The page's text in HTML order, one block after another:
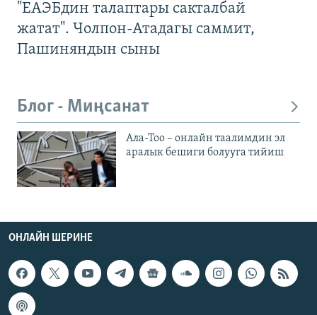
"ЕАЭБдин талаптары сакталбай
жатат". Чолпон-Атадагы саммит,
Пашиняндын сыны
Блог - Миңсанат
Ала-Тоо – онлайн таалимдин эл
аралык бешиги болууга тийиш
ОНЛАЙН ШЕРИНЕ